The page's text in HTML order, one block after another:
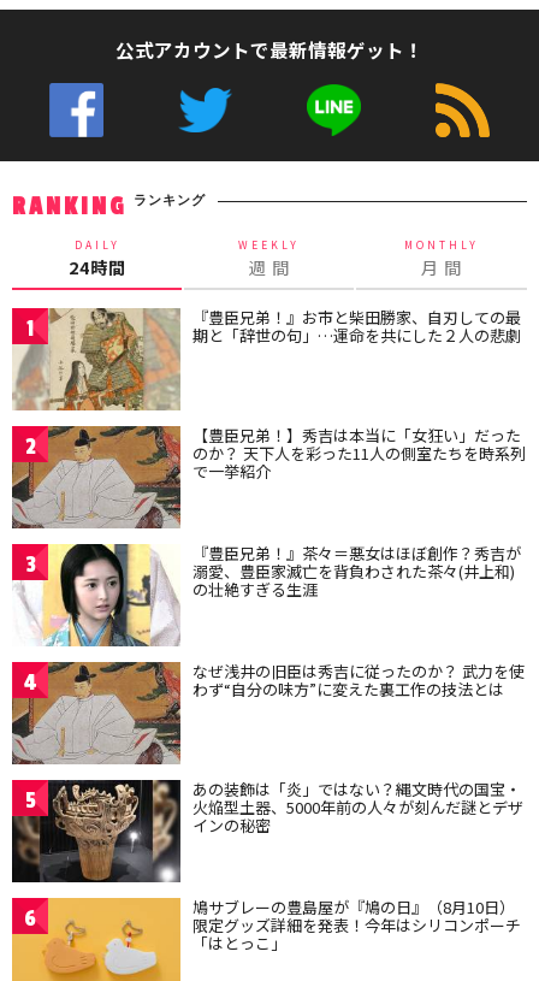
公式アカウントで最新情報ゲット！
RANKING ランキング
DAILY
24時間
WEEKLY
週 間
MONTHLY
月 間
1 『豊臣兄弟！』お市と柴田勝家、自刃しての最
期と「辞世の句」…運命を共にした２人の悲劇
2 【豊臣兄弟！】秀吉は本当に「女狂い」だった
のか？ 天下人を彩った11人の側室たちを時系列
で一挙紹介
3 『豊臣兄弟！』茶々＝悪女はほぼ創作？秀吉が
溺愛、豊臣家滅亡を背負わされた茶々(井上和)
の壮絶すぎる生涯
4 なぜ浅井の旧臣は秀吉に従ったのか？ 武力を使
わず“自分の味方”に変えた裏工作の技法とは
5 あの装飾は「炎」ではない？縄文時代の国宝・
火焔型土器、5000年前の人々が刻んだ謎とデザ
インの秘密
6 鳩サブレーの豊島屋が『鳩の日』（8月10日）
限定グッズ詳細を発表！今年はシリコンポーチ
「はとっこ」